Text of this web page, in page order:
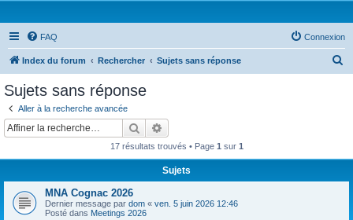
FAQ Connexion
Index du forum Rechercher Sujets sans réponse
Sujets sans réponse
Aller à la recherche avancée
Rechercher
17 résultats trouvés • Page 1 sur 1
Sujets
MNA Cognac 2026
Dernier message par dom « ven. 5 juin 2026 12:46
Posté dans Meetings 2026